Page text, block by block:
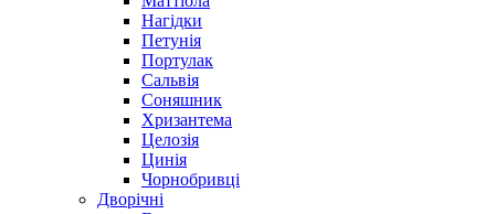
Нагідки
Петунія
Портулак
Сальвія
Соняшник
Хризантема
Целозія
Цинія
Чорнобривці
Дворічні